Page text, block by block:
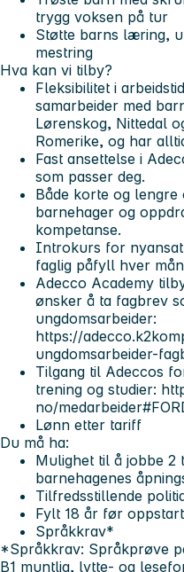
trygg voksen på tur
Støtte barns læring,
mestring
Hva kan vi tilby?
Fleksibilitet i
samarbeider med
Lørenskog, Nittedal
Romerike, og har
Fast ansettelse i
som passer deg.
Både korte og
barnehager og
kompetanse.
Introkurs for
faglig påfyll hver
Adecco Academy
ønsker å ta fagbrev
ungdomsarbeider:
https://
ungdomsarbeider-
Tilgang til Adeccos
trening og studier:
no/
Lønn etter tariff
Du må ha:
Mulighet til å jobbe 2
barnehagenes
Tilfredsstillende
Fylt 18 år før oppstart
Språkkrav*
*Språkkrav: Språkprøve
B1 muntlig, lytte- og